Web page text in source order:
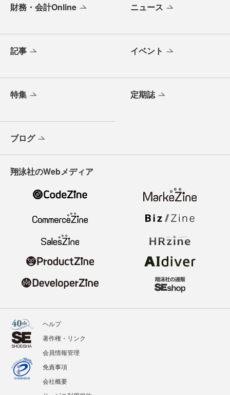
財務・会計Online ニュース
記事 イベント
特集 定期誌
ブログ
翔泳社のWebメディア
ヘルプ
著作権・リンク
会員情報管理
免責事項
会社概要